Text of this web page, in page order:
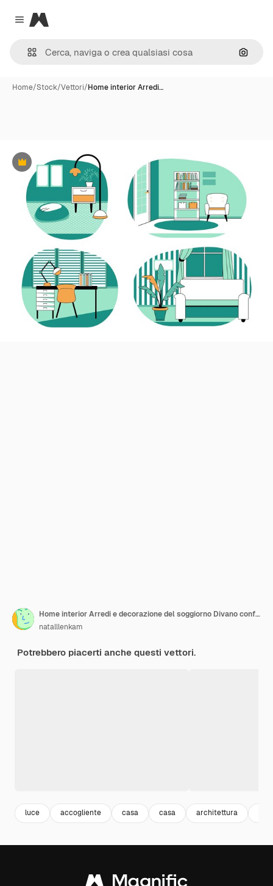
Close menu
Magnific
Cerca
Home/Stock/Vettori/Home interior Arredi…
Premium
Home interior Arredi e decorazione del soggiorno Divano confortevole Armchair e libreria Pianta in vaso di fiori Tenda per finestra Tavolo per computer Set di arredi per appartamenti vettoriali
natalllenkam
Potrebbero piacerti anche questi vettori.
luce accogliente casa casa architettura